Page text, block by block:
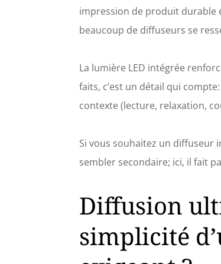
impression de produit durable
beaucoup de diffuseurs se
La lumière LED intégrée
faits, c’est un détail qui
contexte (lecture, relaxation,
Si vous souhaitez un diffuseur
sembler secondaire; ici, il fait
Diffusion
simplicité